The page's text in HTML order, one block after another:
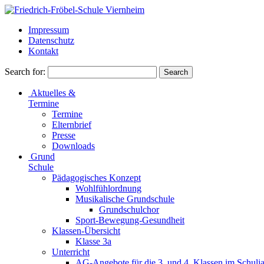
Impressum
Datenschutz
Kontakt
Search for:
Aktuelles &
Termine
Termine
Elternbrief
Presse
Downloads
Grund
Schule
Pädagogisches Konzept
Wohlfühlordnung
Musikalische Grundschule
Grundschulchor
Sport-Bewegung-Gesundheit
Klassen-Übersicht
Klasse 3a
Unterricht